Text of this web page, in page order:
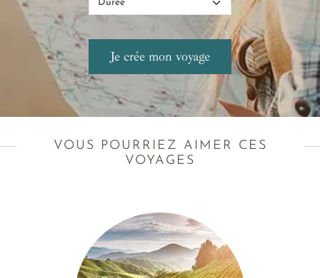
VOUS POURRIEZ AIMER CES
VOYAGES